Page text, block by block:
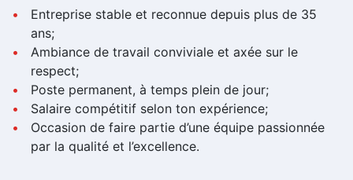
Entreprise stable et reconnue depuis plus de 35
ans;
Ambiance de travail conviviale et axée sur le
respect;
Poste permanent, à temps plein de jour;
Salaire compétitif selon ton expérience;
Occasion de faire partie d’une équipe passionnée
par la qualité et l’excellence.